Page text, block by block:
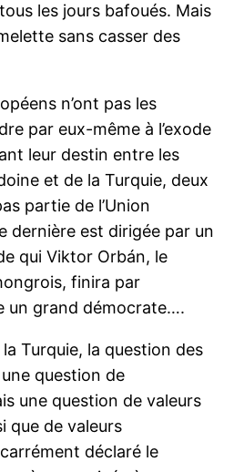
les jours bafoués. Mais
sans casser des
n’ont pas les
par eux-même à l’exode
leur destin entre les
et de la Turquie, deux
partie de l’Union
dernière est dirigée par un
qui Viktor Orbán, le
finira par
un grand démocrate….
Turquie, la question des
question de
une question de valeurs
que de valeurs
déclaré le